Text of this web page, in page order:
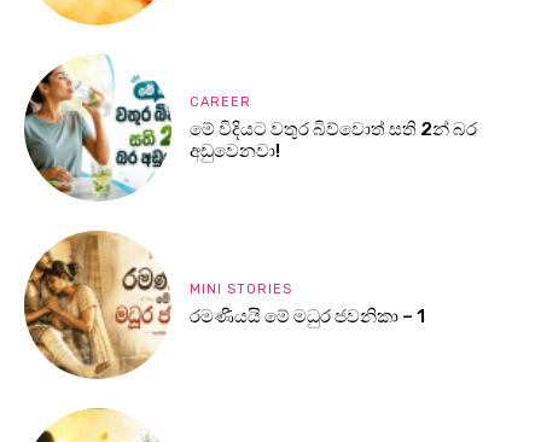
CAREER
මේ විදියට වතුර බිව්වොත් සති 2න් බර
අඩුවෙනවා!
MINI STORIES
රමණීයයි මේ මධුර ජවනිකා – 1